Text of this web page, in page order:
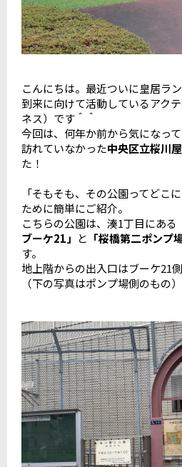
こんにちは。最近ついに皇居ラ
到来に向けて活動しているアク
ネス）です＾＾
今回は、何年か前から気になっ
訪れていなかった中央区立桜川
た！
「そもそも、その公園ってどこ
ために簡単にご紹介。
こちらの公園は、湊1丁目にある
ブーケ21」 と 「桜橋第二ポンプ場
す。
地上階からの出入口はブーケ21
（下の写真はポンプ場側のもの）